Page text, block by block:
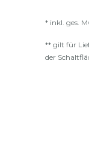
* inkl. ges.
** gilt für
der